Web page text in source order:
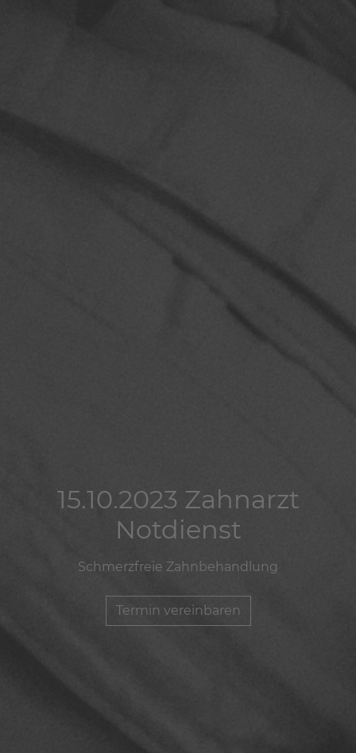
15.10.2023 Zahnarzt
Notdienst
Schmerzfreie Zahnbehandlung
Termin vereinbaren
15.10.2023 Zahnarzt
Notdienst
Schmerzfreie Zahnbehandlung
Termin vereinbaren
15.10.2023 Zahnarzt
Notdienst
Schmerzfreie Zahnbehandlung
Termin vereinbaren